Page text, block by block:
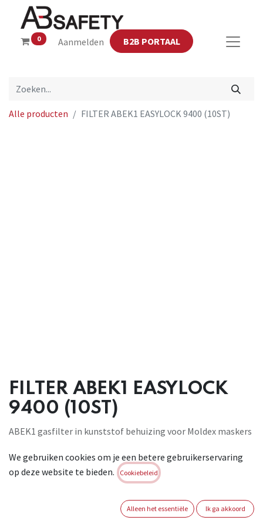
0 Aanmelden B2B PORTAAL
Alle producten FILTER ABEK1 EASYLOCK 9400 (10ST)
FILTER ABEK1 EASYLOCK
9400 (10ST)
ABEK1 gasfilter in kunststof behuizing voor Moldex maskers
organische gassen en dampen met
kookpunt >65°C, zwaveldioxide, zure gassen & dampen,
organische ammoniak derivaten. Filter van klasse 1: tot max
We gebruiken cookies om je een betere gebruikerservaring
op deze website te bieden.
Cookiebeleid
Alleen het essentiële Ik ga akkoord